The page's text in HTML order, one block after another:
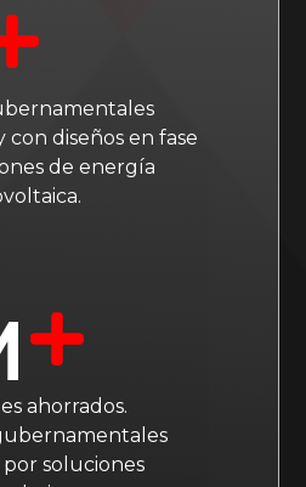
con diseños en fase
de energía
ahorrados.
por soluciones